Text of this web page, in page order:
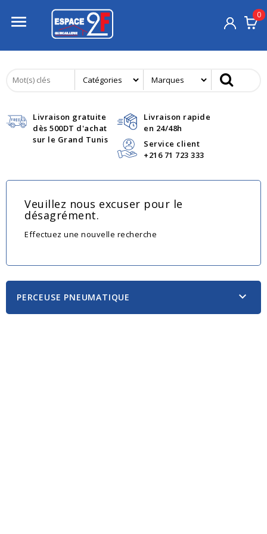
 0
Livraison gratuite
dès 500DT d'achat
sur le Grand Tunis
Livraison rapide
en 24/48h
Service client
+216 71 723 333
Veuillez nous excuser pour le
désagrément.
Effectuez une nouvelle recherche
PERCEUSE PNEUMATIQUE 